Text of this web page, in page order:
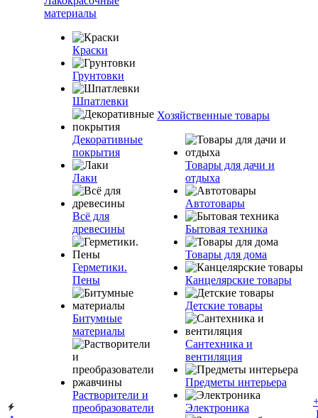
материалы
Краски
Грунтовки
Шпатлевки
Декоративные
покрытия
Лаки
Всё для
древесины
Герметики.
Пены
Битумные
материалы
Растворители и
преобразователи
Хозяйственные товары
Товары для дачи и
отдыха
Автотовары
Бытовая техника
Товары для дома
Канцелярские товары
Детские товары
Сантехника и
вентиляция
Предметы интерьера
Электроника